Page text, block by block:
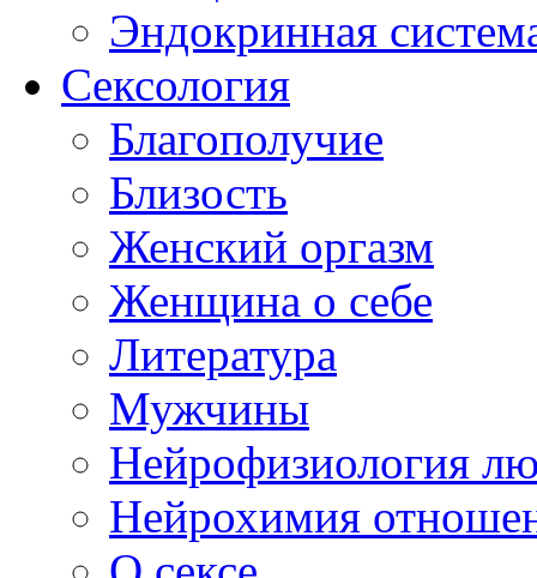
Эндокринная
Сексология
Благополучие
Близость
Женский оргазм
Женщина о себе
Литература
Мужчины
Нейрофизиология
Нейрохимия